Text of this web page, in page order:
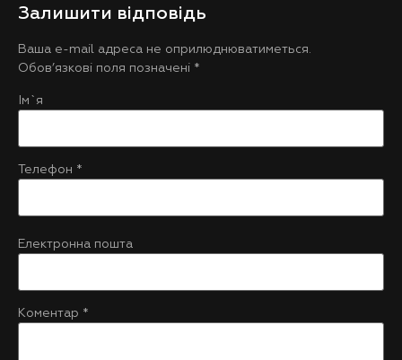
Залишити відповідь
Ваша e-mail адреса не оприлюднюватиметься.
Обов’язкові поля позначені *
Коментар *
Ім`я
Телефон *
Електронна пошта